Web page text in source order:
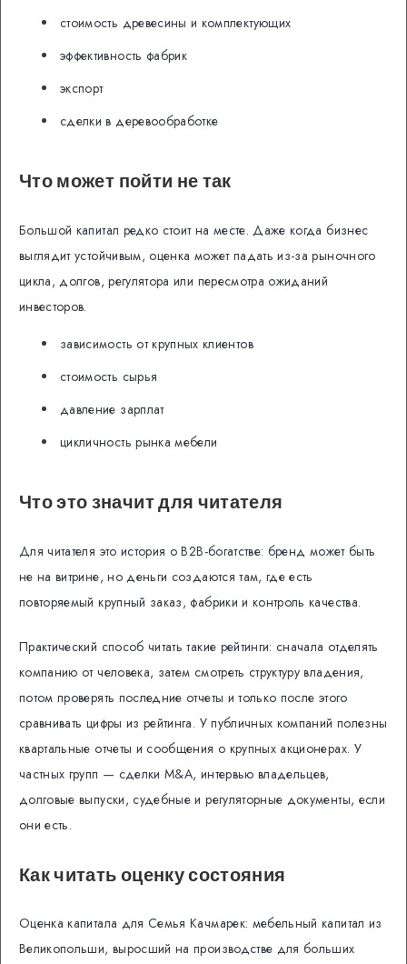
стоимость древесины и комплектующих
эффективность фабрик
экспорт
сделки в деревообработке
Что может пойти не так
Большой капитал редко стоит на месте. Даже когда бизнес
выглядит устойчивым, оценка может падать из-за рыночного
цикла, долгов, регулятора или пересмотра ожиданий
инвесторов.
зависимость от крупных клиентов
стоимость сырья
давление зарплат
цикличность рынка мебели
Что это значит для читателя
Для читателя это история о B2B-богатстве: бренд может быть
не на витрине, но деньги создаются там, где есть
повторяемый крупный заказ, фабрики и контроль качества.
Практический способ читать такие рейтинги: сначала отделять
компанию от человека, затем смотреть структуру владения,
потом проверять последние отчеты и только после этого
сравнивать цифры из рейтинга. У публичных компаний полезны
квартальные отчеты и сообщения о крупных акционерах. У
частных групп — сделки M&A, интервью владельцев,
долговые выпуски, судебные и регуляторные документы, если
они есть.
Как читать оценку состояния
Оценка капитала для Семья Качмарек: мебельный капитал из
Великопольши, выросший на производстве для больших